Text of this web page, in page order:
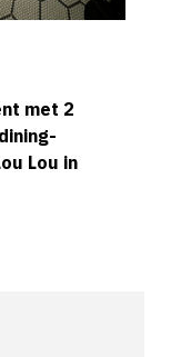
met 2
Lou in